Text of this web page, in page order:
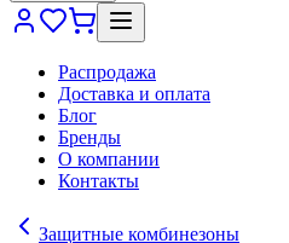
Распродажа
Доставка и оплата
Блог
Бренды
О компании
Контакты
Защитные комбинезоны